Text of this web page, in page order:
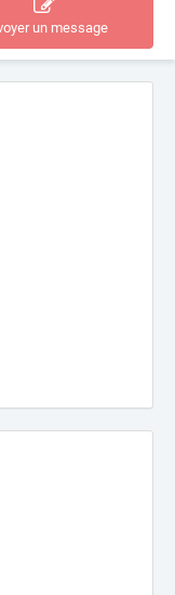
un message